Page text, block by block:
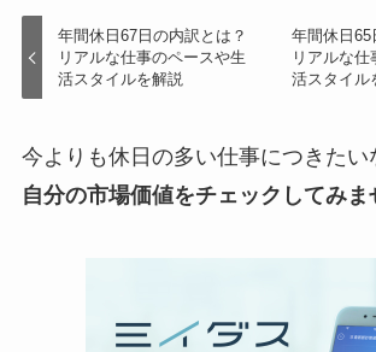
年間休日67日の内訳とは？
リアルな仕事のペースや生
活スタイルを解説
年間休日65
リアルな仕
活スタイル
今よりも休日の多い仕事につきたい
自分の市場価値をチェックしてみま